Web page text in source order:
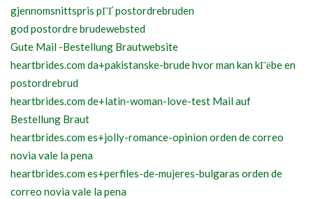
gjennomsnittspris pГҐ postordrebruden
god postordre brudewebsted
Gute Mail -Bestellung Brautwebsite
heartbrides.com da+pakistanske-brude hvor man kan kГёbe en
postordrebrud
heartbrides.com de+latin-woman-love-test Mail auf
Bestellung Braut
heartbrides.com es+jolly-romance-opinion orden de correo
novia vale la pena
heartbrides.com es+perfiles-de-mujeres-bulgaras orden de
correo novia vale la pena